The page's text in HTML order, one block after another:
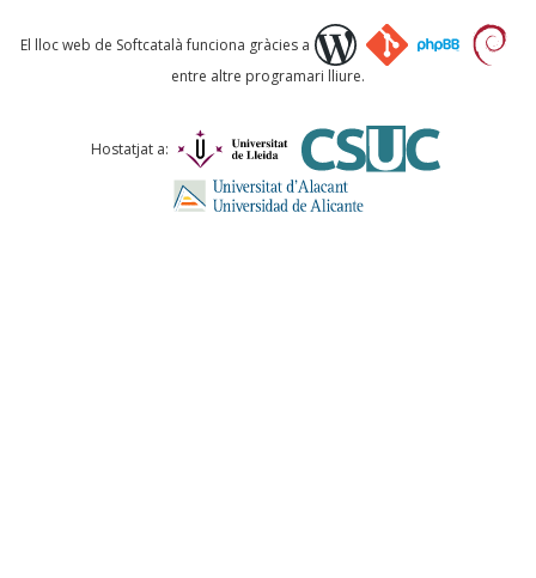
Què proposeu?
Comentari *
El lloc web de Softcatalà funciona gràcies a
entre altre programari lliure.
Hostatjat a: